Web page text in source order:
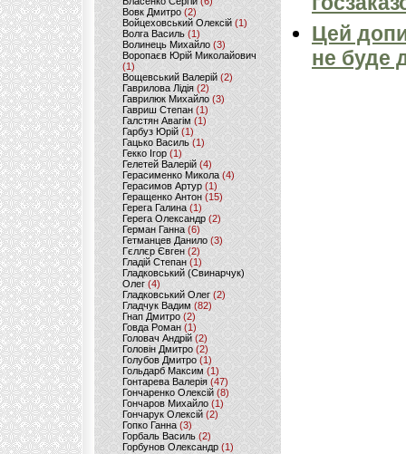
Вовк Дмитро(2)
Войцеховський Олексій(1)
Волга Василь (1)
Волинець Михайло (3)
Воропаєв Юрій Миколайович
(1)
Вощевський Валерій(2)
Гаврилова Лідія (2)
Гаврилюк Михайло (3)
Гавриш Степан (1)
Галстян Авагім (1)
Гарбуз Юрій (1)
Гацько Василь (1)
Гекко Ігор(1)
Гелетей Валерій (4)
Герасименко Микола (4)
Герасимов Артур (1)
Геращенко Антон(15)
Герега Галина (1)
Герега Олександр (2)
Герман Ганна (6)
Гетманцев Данило (3)
Гєллєр Євген (2)
Гладій Степан(1)
Гладковський (Свинарчук)
Олег (4)
Гладковський Олег (2)
Гладчук Вадим (82)
Гнап Дмитро (2)
Говда Роман(1)
Головач Андрій (2)
Головін Дмитро (2)
Голубов Дмитро (1)
Гольдарб Максим(1)
Гонтарева Валерія (47)
Гончаренко Олексій(8)
Гончаров Михайло (1)
Гончарук Олексій (2)
Гопко Ганна (3)
Горбаль Василь (2)
Горбунов Олександр (1)
Цей
не буде